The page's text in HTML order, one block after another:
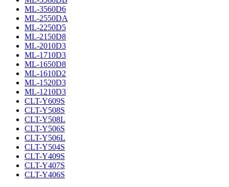
ML-3560D6
ML-2550DA
ML-2250D5
ML-2150D8
ML-2010D3
ML-1710D3
ML-1650D8
ML-1610D2
ML-1520D3
ML-1210D3
CLT-Y609S
CLT-Y508S
CLT-Y508L
CLT-Y506S
CLT-Y506L
CLT-Y504S
CLT-Y409S
CLT-Y407S
CLT-Y406S